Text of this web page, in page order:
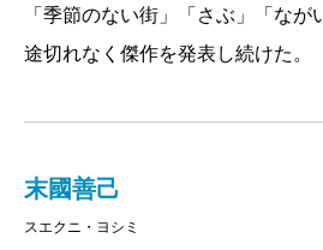
した。
『山本周五郎探偵小説全集』の巻
く経過した2010年、新潟県在住
「季節のない街」「さぶ」「な
途切れなく傑作を発表し続けた。
末國善己
スエクニ・ヨシミ